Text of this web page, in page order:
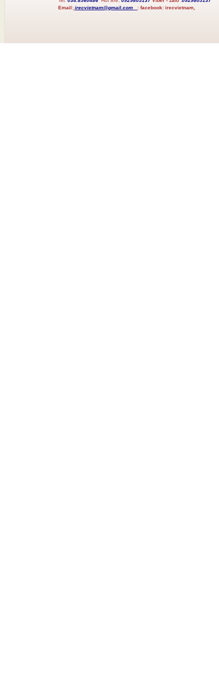
Email: irecvietnam@gmail.com :facebook: irecvietnam,